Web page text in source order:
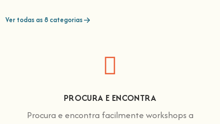
Ver todas as 8 categorias
PROCURA E ENCONTRA
Procura e encontra facilmente workshops a